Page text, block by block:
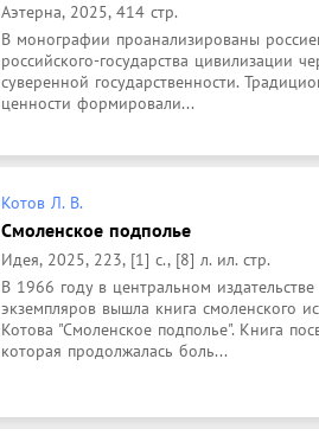
Аэтерна, 2025, 414 стр.
В монографии проанализированы
российского-государства цивилизации
суверенной государственности.
ценности формировали...
Котов Л. В.
Смоленское подполье
Идея, 2025, 223, [1] с., [8] л. ил. стр.
В 1966 году в центральном
экземпляров вышла книга смоленского
Котова "Смоленское подполье". Книга
которая продолжалась боль...